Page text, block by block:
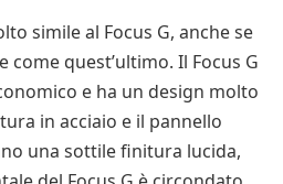
simile al Focus G, anche se
come quest’ultimo. Il Focus G
e ha un design molto
in acciaio e il pannello
una sottile finitura lucida,